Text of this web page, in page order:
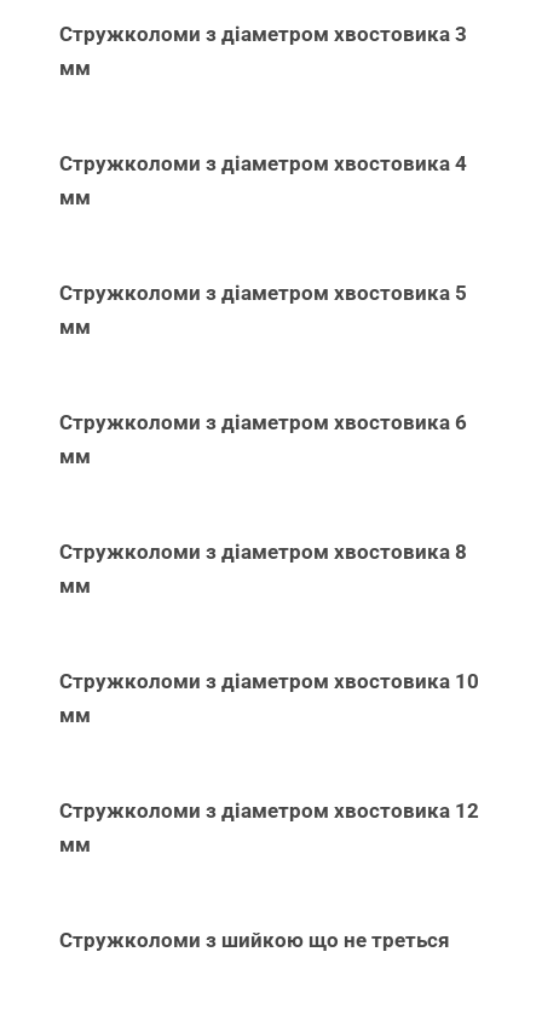
Стружколоми з діаметром хвостовика 3
мм
Стружколоми з діаметром хвостовика 4
мм
Стружколоми з діаметром хвостовика 5
мм
Стружколоми з діаметром хвостовика 6
мм
Стружколоми з діаметром хвостовика 8
мм
Стружколоми з діаметром хвостовика 10
мм
Стружколоми з діаметром хвостовика 12
мм
Стружколоми з шийкою що не треться